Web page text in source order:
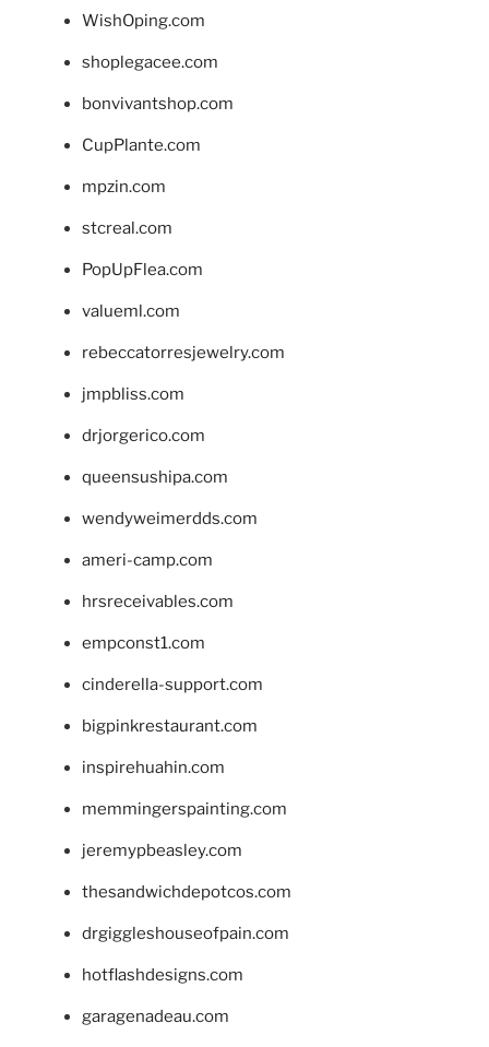
WishOping.com
shoplegacee.com
bonvivantshop.com
CupPlante.com
mpzin.com
stcreal.com
PopUpFlea.com
valueml.com
rebeccatorresjewelry.com
jmpbliss.com
drjorgerico.com
queensushipa.com
wendyweimerdds.com
ameri-camp.com
hrsreceivables.com
empconst1.com
cinderella-support.com
bigpinkrestaurant.com
inspirehuahin.com
memmingerspainting.com
jeremypbeasley.com
thesandwichdepotcos.com
drgiggleshouseofpain.com
hotflashdesigns.com
garagenadeau.com